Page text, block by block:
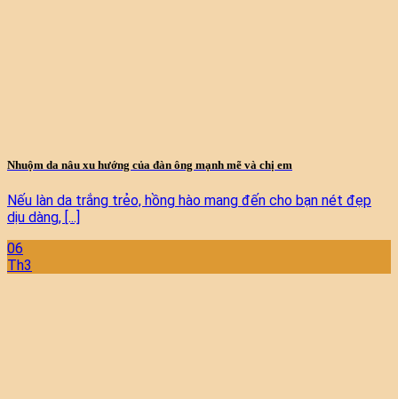
Nhuộm da nâu xu hướng của đàn ông mạnh mẽ và chị em
Nếu làn da trắng trẻo, hồng hào mang đến cho bạn nét đẹp
dịu dàng, [...]
06
Th3